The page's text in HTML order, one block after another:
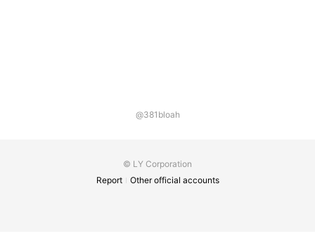
@381bloah
© LY Corporation
Report
Other official accounts